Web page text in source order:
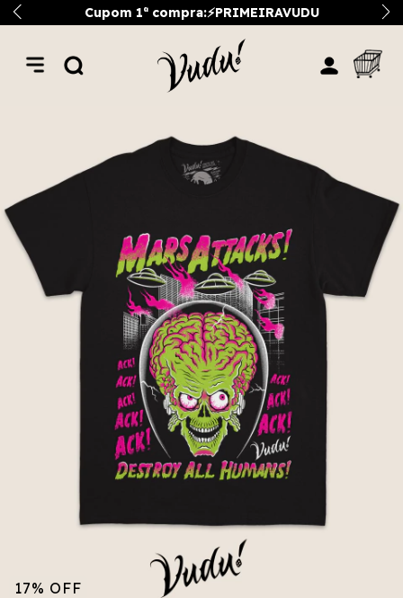
Cupom 1ª compra:⚡PRIMEIRAVUDU
17% OFF